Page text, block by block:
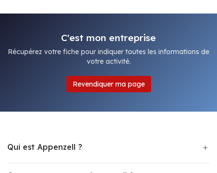
C'est mon entreprise
Récupérez votre fiche pour indiquer toutes les informations de
votre activité.
Revendiquer ma page
Qui est Appenzell ?